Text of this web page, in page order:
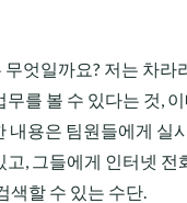
엇일까요? 저는 차
를 볼 수 있다는 것,
내용은 팀원들에게
, 그들에게 인터넷
색할 수 있는 수단.